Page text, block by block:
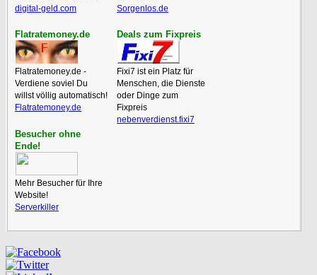
digital-geld.com
Sorgenlos.de
Flatratemoney.de
Flatratemoney.de -
Verdiene soviel Du
willst völlig automatisch!
Flatratemoney.de
Deals zum Fixpreis
Fixi7 ist ein Platz für
Menschen, die Dienste
oder Dinge zum
Fixpreis
nebenverdienst.fixi7
Besucher ohne
Ende!
Mehr Besucher für Ihre
Website!
Serverkiller